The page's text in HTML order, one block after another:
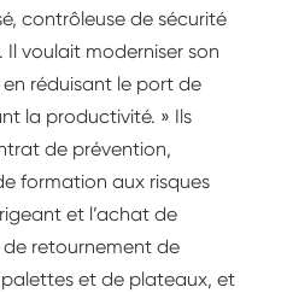
contrôleuse de sécurité
voulait moderniser son
réduisant le port de
la productivité. » Ils
de prévention,
formation aux risques
et l’achat de
retournement de
et de plateaux, et